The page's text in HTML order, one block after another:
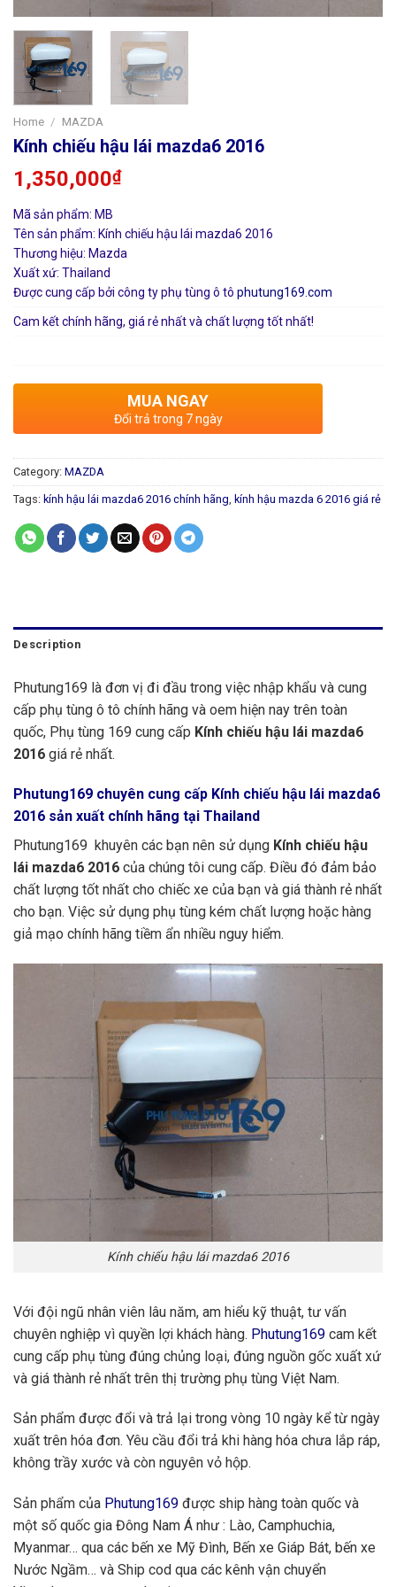
Home / MAZDA
Kính chiếu hậu lái mazda6 2016
1,350,000₫
Mã sản phẩm: MB
Tên sản phẩm: Kính chiếu hậu lái mazda6 2016
Thương hiệu: Mazda
Xuất xứ: Thailand
Được cung cấp bởi công ty phụ tùng ô tô phutung169.com
Cam kết chính hãng, giá rẻ nhất và chất lượng tốt nhất!
MUA NGAY
Đổi trả trong 7 ngày
Category: MAZDA
Tags: kính hậu lái mazda6 2016 chính hãng kính hậu mazda 6 2016 giá rẻ
Description
Phutung169 là đơn vị đi đầu trong việc nhập khẩu và cung
cấp phụ tùng ô tô chính hãng và oem hiện nay trên toàn
quốc, Phụ tùng 169 cung cấp Kính chiếu hậu lái mazda6
2016 giá rẻ nhất.
Phutung169 chuyên cung cấp Kính chiếu hậu lái mazda6
2016 sản xuất chính hãng tại Thailand
Phutung169 khuyên các bạn nên sử dụng Kính chiếu hậu
lái mazda6 2016 của chúng tôi cung cấp. Điều đó đảm bảo
chất lượng tốt nhất cho chiếc xe của bạn và giá thành rẻ nhất
cho bạn. Việc sử dụng phụ tùng kém chất lượng hoặc hàng
giả mạo chính hãng tiềm ẩn nhiều nguy hiểm.
Kính chiếu hậu lái mazda6 2016
Với đội ngũ nhân viên lâu năm, am hiểu kỹ thuật, tư vấn
chuyên nghiệp vì quyền lợi khách hàng. Phutung169 cam kết
cung cấp phụ tùng đúng chủng loại, đúng nguồn gốc xuất xứ
và giá thành rẻ nhất trên thị trường phụ tùng Việt Nam.
Sản phẩm được đổi và trả lại trong vòng 10 ngày kể từ ngày
xuất trên hóa đơn. Yêu cầu đổi trả khi hàng hóa chưa lắp ráp,
không trầy xước và còn nguyên vỏ hộp.
Sản phẩm của Phutung169 được ship hàng toàn quốc và
một số quốc gia Đông Nam Á như : Lào, Camphuchia,
Myanmar… qua các bến xe Mỹ Đình, Bến xe Giáp Bát, bến xe
Nước Ngầm… và Ship cod qua các kênh vận chuyển